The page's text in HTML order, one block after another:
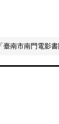
「臺南市南門電影